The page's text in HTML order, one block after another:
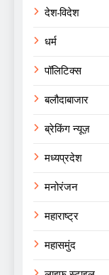
देश-विदेश
धर्म
पॉलिटिक्स
बलौदाबाजार
ब्रेकिंग न्यूज़
मध्यप्रदेश
मनोरंजन
महाराष्ट्र
महासमुंद